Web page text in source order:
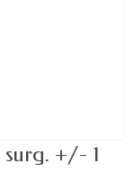
surg. +/- 1